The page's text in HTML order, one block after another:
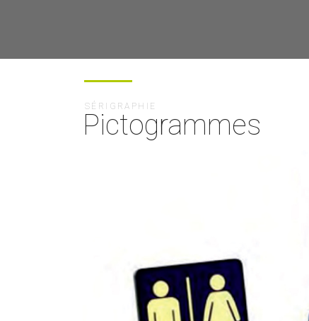
SÉRIGRAPHIE
Pictogrammes